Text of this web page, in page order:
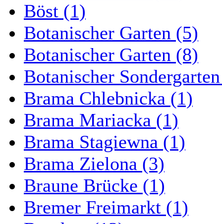
Böst (1)
Botanischer Garten (5)
Botanischer Garten (8)
Botanischer
Brama Chlebnicka (1)
Brama Mariacka (1)
Brama Stagiewna (1)
Brama Zielona (3)
Braune Brücke (1)
Bremer Freimarkt (1)